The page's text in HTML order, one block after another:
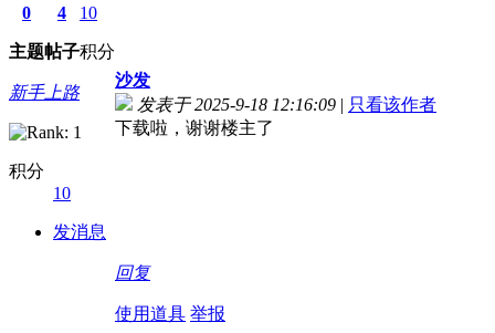
0
主题
4
帖子
10
积分
新手上路
积分
10
发消息
沙发
发表于 2025-9-18 12:16:09 | 只看该作者
下载啦，谢谢楼主了
回复
使用道具 举报